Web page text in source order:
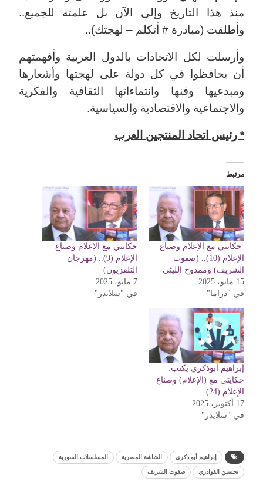
منذ هذا التاريخ وإلى الآن بل علمته للجميع..
وأطلقت (مبادرة # أتكلم – لهجتك)..
وأرسلت لكل الاتحادات بالدول العربية وأفهمتهم
أن يحافظوا في كل دولة على لهجتها وأشعارها
ومبدعيها وفنها وانتماءاتها الثقافية والفكرية
والاجتماعية والاقتصادية والسياسية.
* رئيس اتحاد المنتجين العرب
مرتبط
حكايتي مع الإعلام وصناع
الإعلام (10).. (صفوت
الشريف) وممدوح الليثي
15 مايو، 2025
في "دراما"
حكايتي مع الإعلام وصناع
الإعلام (9).. (مهرجان
التلفزيون)
7 مايو، 2025
في "سلايدر"
إبراهيم أبوذكري يكتب:
حكايتي مع (الإعلام) وصناع
الإعلام (24)
17 أكتوبر، 2025
في "سلايدر"
إبراهيم أبو ذكري الشاشة المصرية المسلسلات السورية
تحسين القوادري صفوت الشريف